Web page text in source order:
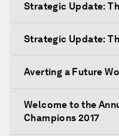
Strategic Update:
Strategic Update:
Averting a Future
Welcome to the
Champions 2017